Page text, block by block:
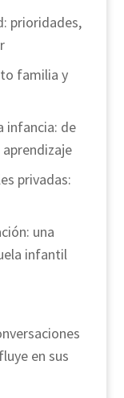
prioridades,
familia y
infancia: de
privadas:
una
infantil
en sus